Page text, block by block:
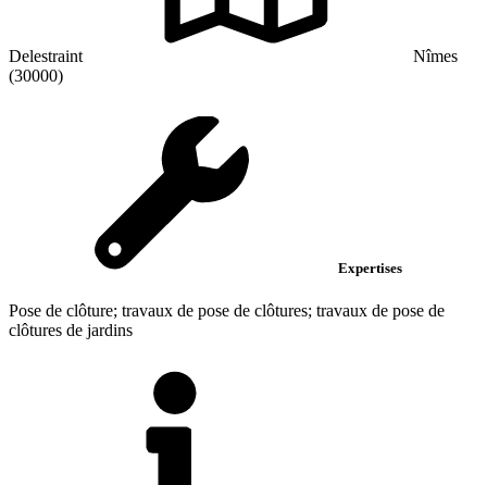
Delestraint
Nîmes
(30000)
Expertises
Pose de clôture; travaux de pose de clôtures; travaux de pose de
clôtures de jardins